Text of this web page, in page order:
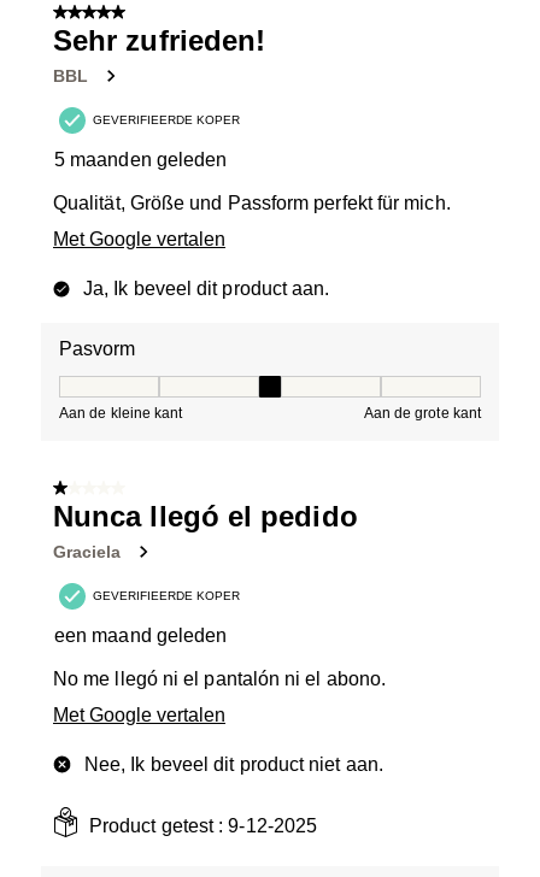
5 van 5 sterren.
Sehr zufrieden!
BBL
GEVERIFIEERDE KOPER
5 maanden geleden
Qualität, Größe und Passform perfekt für mich.
Met Google vertalen
Ja, Ik beveel dit product aan.
Pasvorm
Aan de kleine kant Aan de grote kant
1 van 5 sterren.
Nunca llegó el pedido
Graciela
GEVERIFIEERDE KOPER
een maand geleden
No me llegó ni el pantalón ni el abono.
Met Google vertalen
Nee, Ik beveel dit product niet aan.
Product getest :9-12-2025